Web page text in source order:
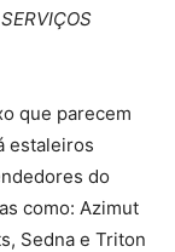
que parecem
estaleiros
do
como: Azimut
Sedna e Triton